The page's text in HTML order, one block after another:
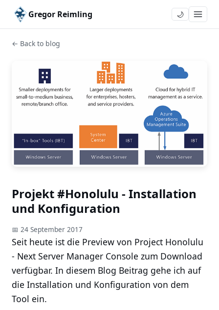
Gregor Reimling 🌙
← Back to blog
Projekt #Honolulu - Installation
und Konfiguration
📅 24 September 2017
Seit heute ist die Preview von Project Honolulu
- Next Server Manager Console zum Download
verfügbar. In diesem Blog Beitrag gehe ich auf
die Installation und Konfiguration von dem
Tool ein.